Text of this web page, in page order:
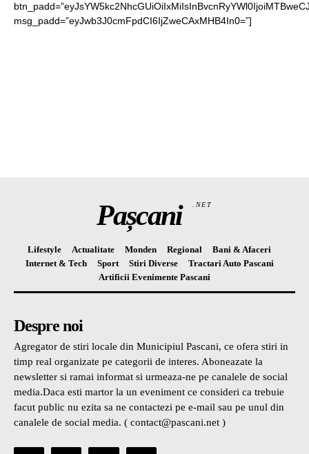
msg_padd=”eyJwb3J0cmFpdCI6IjZweCAxMHB4In0=”]
Pașcani .NET
Lifestyle Actualitate Monden Regional
Bani & Afaceri
Internet & Tech
Sport Stiri Diverse
Tractari Auto Pascani
Artificii Evenimente Pascani
Despre noi
Agregator de stiri locale din Municipiul Pascani, ce ofera stiri in
timp real organizate pe categorii de interes. Aboneazate la
newsletter si ramai informat si urmeaza-ne pe canalele de social
media.Daca esti martor la un eveniment ce consideri ca trebuie
facut public nu ezita sa ne contactezi pe e-mail sau pe unul din
canalele de social media. ( contact@pascani.net )